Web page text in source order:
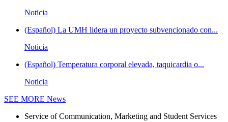
Noticia
(Español) La UMH lidera un proyecto subvencionado con...
Noticia
(Español) Temperatura corporal elevada, taquicardia o...
Noticia
SEE MORE News
Service of Communication, Marketing and Student Services